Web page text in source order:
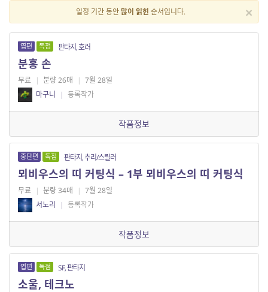
×
일정 기간 동안많이 읽힌 순서입니다.
엽편 독점 판타지, 호러
분홍 손
무료 | 분량 26매 | 7월 28일
마구니
| 등록작가
작품정보
중단편 독점 판타지, 추리/스릴러
뫼비우스의 띠 커팅식 – 1부 뫼비우스의 띠 커팅식
무료 | 분량 34매 | 7월 28일
서노리
| 등록작가
작품정보
엽편 독점 SF, 판타지
소울, 테크노